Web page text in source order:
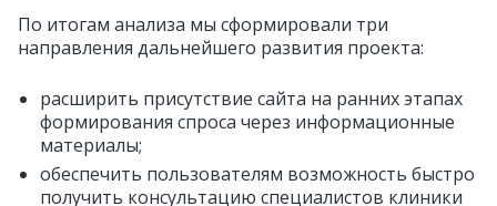
По итогам анализа мы сформировали три
направления дальнейшего развития проекта:
расширить присутствие сайта на ранних этапах
формирования спроса через информационные
материалы;
обеспечить пользователям возможность быстро
получить консультацию специалистов клиники